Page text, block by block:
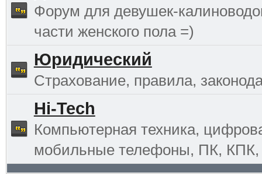
Форум для девушек-
части женского пола =)
Юридический
Страхование, правила,
Hi-Tech
Компьютерная техника,
мобильные телефоны, ПК, КПК,